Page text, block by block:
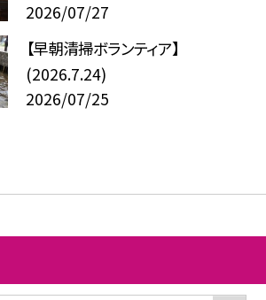
2026/07/27
【早朝清掃ボランティア】
(2026.7.24)
2026/07/25